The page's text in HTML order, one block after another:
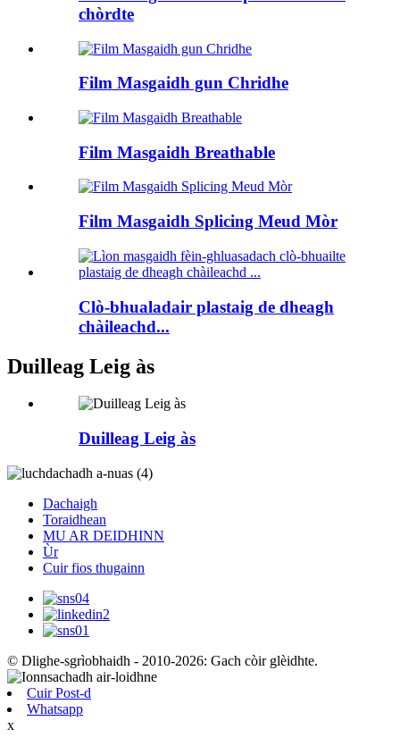
chòrdte
Film Masgaidh gun Chridhe
Film Masgaidh Breathable
Film Masgaidh Splicing Meud Mòr
Clò-bhualadair plastaig de dheagh
chàileachd...
Duilleag Leig às
Duilleag Leig às
Dachaigh
Toraidhean
MU AR DEIDHINN
Ùr
Cuir fios thugainn
© Dlighe-sgrìobhaidh - 2010-2026: Gach còir glèidhte.
Cuir Post-d
Whatsapp
x